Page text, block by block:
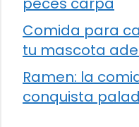
Comida para
tu mascota
Ramen: la
conquista